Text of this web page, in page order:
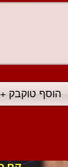
הוסף טוקבק +